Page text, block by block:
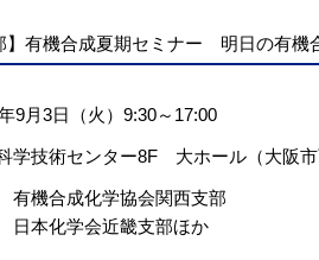
】有機合成夏期セミナー 明日の有機
9月3日（火）9:30～17:00
学技術センター8F 大ホール（大阪市
機合成化学協会関西支部
本化学会近畿支部ほか